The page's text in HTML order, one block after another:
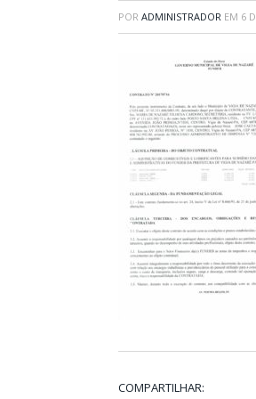
POR ADMINISTRADOR EM 6
COMPARTILHAR: